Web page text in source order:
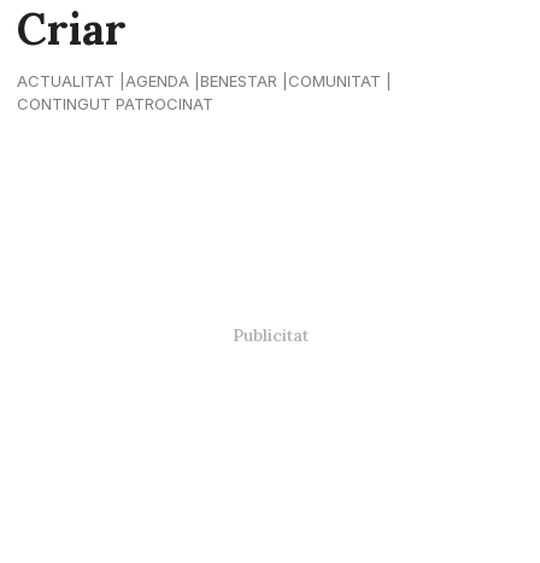
Criar
ACTUALITAT AGENDA BENESTAR
COMUNITAT
CONTINGUT PATROCINAT